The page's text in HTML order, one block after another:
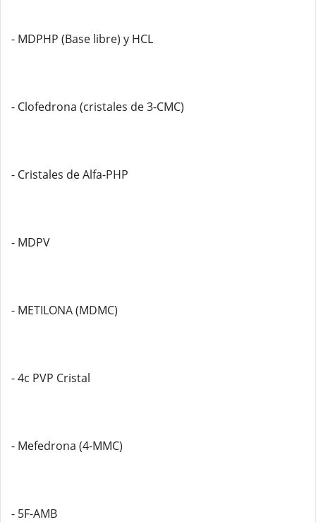
- MDPHP (Base libre) y HCL
- Clofedrona (cristales de 3-CMC)
- Cristales de Alfa-PHP
- MDPV
- METILONA (MDMC)
- 4c PVP Cristal
- Mefedrona (4-MMC)
- 5F-AMB